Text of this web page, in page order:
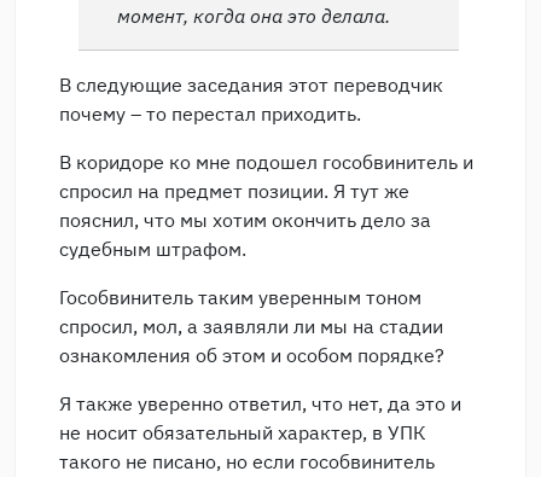
момент, когда она это делала.
В следующие заседания этот переводчик
почему – то перестал приходить.
В коридоре ко мне подошел гособвинитель и
спросил на предмет позиции. Я тут же
пояснил, что мы хотим окончить дело за
судебным штрафом.
Гособвинитель таким уверенным тоном
спросил, мол, а заявляли ли мы на стадии
ознакомления об этом и особом порядке?
Я также уверенно ответил, что нет, да это и
не носит обязательный характер, в УПК
такого не писано, но если гособвинитель